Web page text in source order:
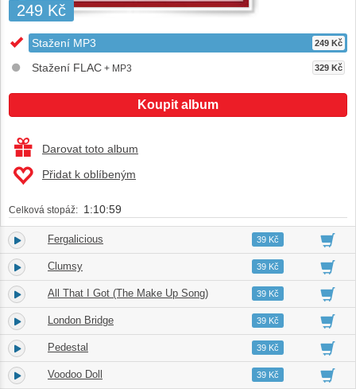
249 Kč
Stažení MP3 249 Kč
Stažení FLAC + MP3 329 Kč
Koupit album
Darovat toto album
Přidat k oblíbeným
Celková stopáž: 1:10:59
1. Fergalicious 04:5239 Kč
2. Clumsy 04:0439 Kč
3. All That I Got (The Make Up Song) 04:0639 Kč
4. London Bridge 04:0139 Kč
5. Pedestal 03:2339 Kč
6. Voodoo Doll 04:2339 Kč